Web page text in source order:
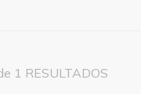
1 RESULTADOS